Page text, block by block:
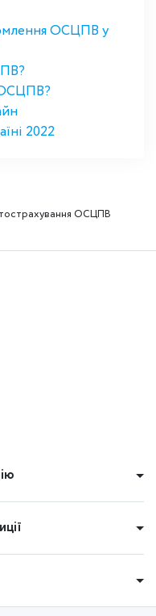
ОСЦПВ у
2022
ОСЦПВ